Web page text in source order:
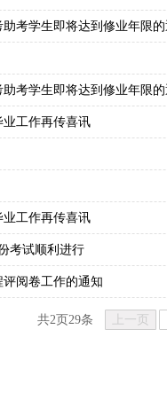
考学生即将达到修业年限
考学生即将达到修业年限
业工作再传喜讯
业工作再传喜讯
考试顺利进行
阅卷工作的通知
共2页29条 上一页